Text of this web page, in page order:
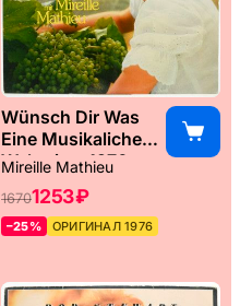
Wünsch Dir Was
Eine Musikaliche
Weltreise, 1976
Mireille Mathieu
16701253 ₽
–25% ОРИГИНАЛ 1976